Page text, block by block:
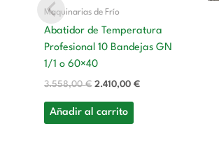
Maquinarias de Frío
Abatidor de Temperatura
Profesional 10 Bandejas GN
1/1 o 60×40
3.558,00€ 2.410,00€
Añadir al carrito